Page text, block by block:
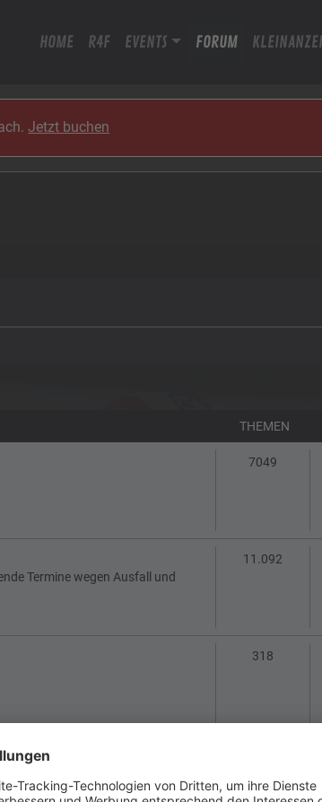
HOME R4F EVENTS FORUM
Jetzt buchen
THEMEN
7049
Termine wegen Ausfall und
11.092
318